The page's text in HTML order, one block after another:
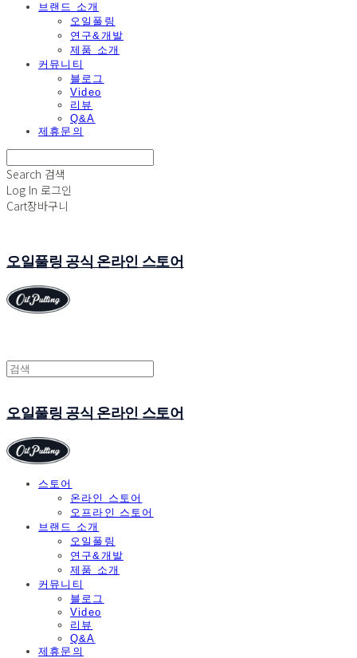
브랜드 소개
오일풀링
연구&개발
제품 소개
커뮤니티
블로그
Video
리뷰
Q&A
제휴문의
Search 검색
Log In 로그인
Cart장바구니
오일풀링 공식 온라인 스토어
오일풀링 공식 온라인 스토어
스토어
온라인 스토어
오프라인 스토어
브랜드 소개
오일풀링
연구&개발
제품 소개
커뮤니티
블로그
Video
리뷰
Q&A
제휴문의